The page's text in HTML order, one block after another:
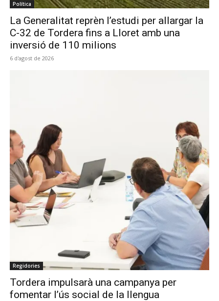
Política
La Generalitat reprèn l’estudi per allargar la
C-32 de Tordera fins a Lloret amb una
inversió de 110 milions
6 d'agost de 2026
Regidories
Tordera impulsarà una campanya per
fomentar l’ús social de la llengua